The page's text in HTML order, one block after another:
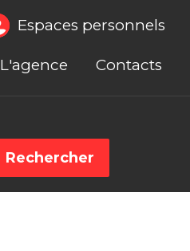
Espaces personnels
L'agence Contacts